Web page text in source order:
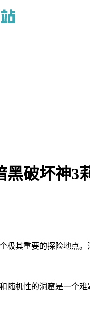
破坏神3
极其重要的探险地点
随机性的洞窟是一个